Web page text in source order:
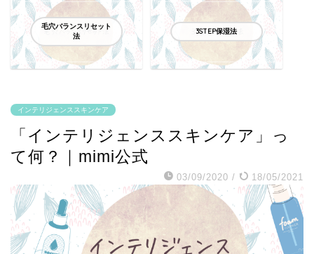
毛穴バランスリセット
法
3STEP保湿法
インテリジェンススキンケア
「インテリジェンススキンケア」っ
て何？｜mimi公式
03/09/2020 / 18/05/2021